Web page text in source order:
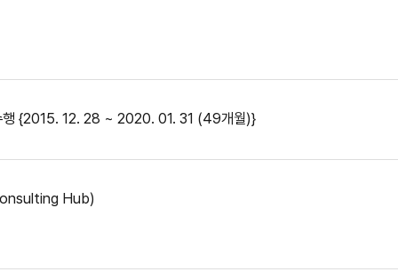
행 {2015. 12. 28 ~ 2020. 01. 31 (49개월)}
Hub)